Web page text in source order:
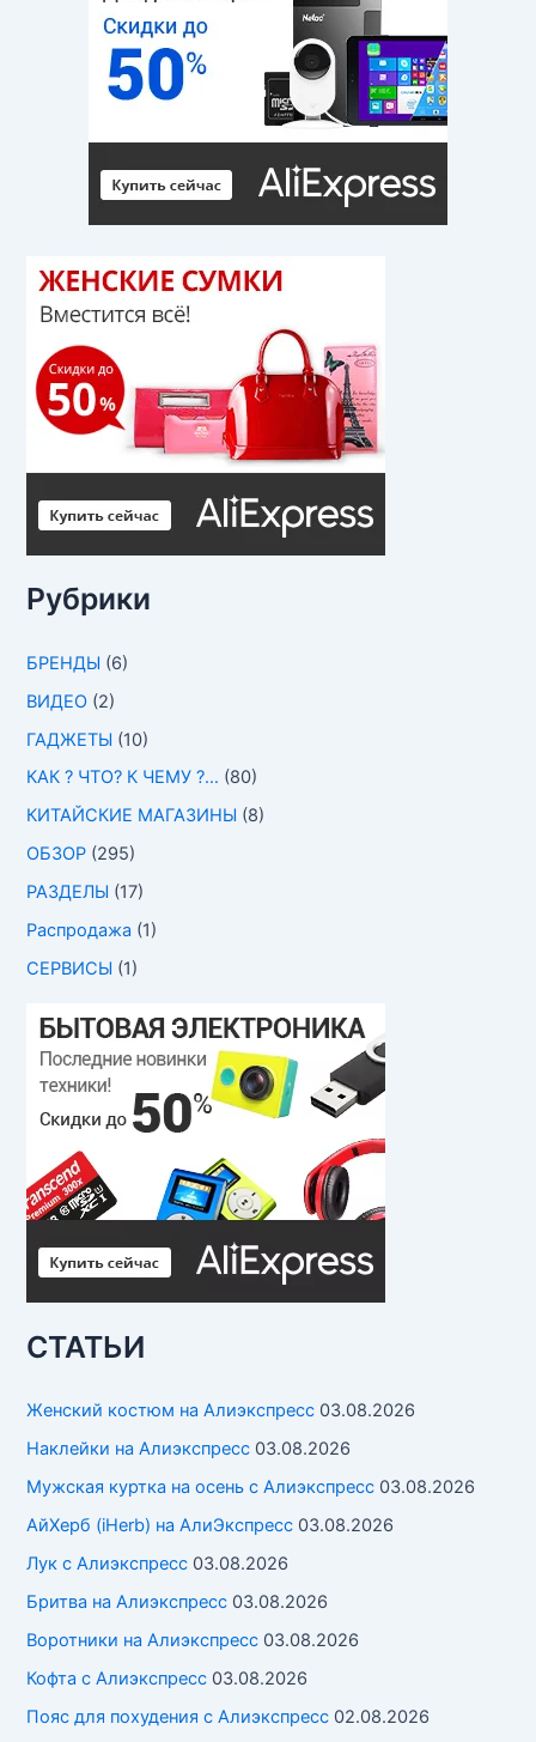
Рубрики
БРЕНДЫ (6)
ВИДЕО (2)
ГАДЖЕТЫ (10)
КАК ? ЧТО? К ЧЕМУ ?… (80)
КИТАЙСКИЕ МАГАЗИНЫ (8)
ОБЗОР (295)
РАЗДЕЛЫ (17)
Распродажа (1)
СЕРВИСЫ (1)
СТАТЬИ
Женский костюм на Алиэкспресс 03.08.2026
Наклейки на Алиэкспресс 03.08.2026
Мужская куртка на осень с Алиэкспресс 03.08.2026
АйХерб (iHerb) на АлиЭкспресс 03.08.2026
Лук с Алиэкспресс 03.08.2026
Бритва на Алиэкспресс 03.08.2026
Воротники на Алиэкспресс 03.08.2026
Кофта с Алиэкспресс 03.08.2026
Пояс для похудения с Алиэкспресс 02.08.2026